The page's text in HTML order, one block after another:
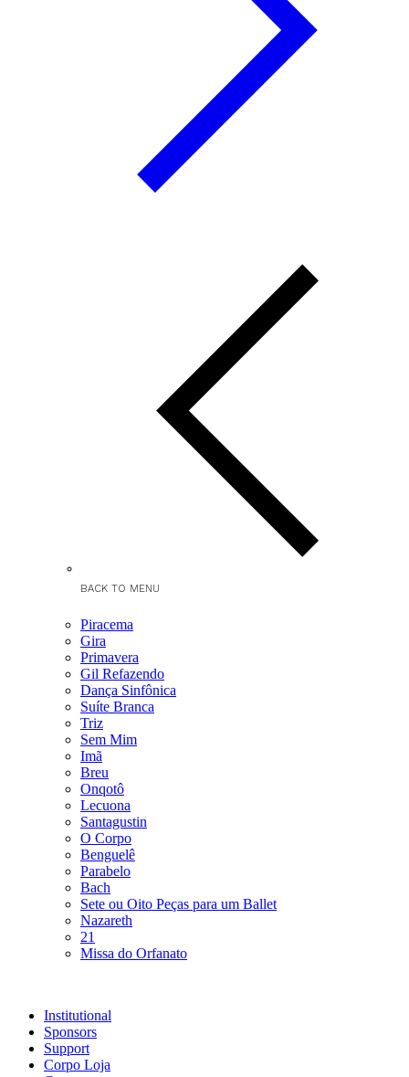
BACK TO MENU
Piracema
Gira
Primavera
Gil Refazendo
Dança Sinfônica
Suíte Branca
Triz
Sem Mim
Imã
Breu
Onqotô
Lecuona
Santagustin
O Corpo
Benguelê
Parabelo
Bach
Sete ou Oito Peças para um Ballet
Nazareth
21
Missa do Orfanato
Institutional
Sponsors
Support
Corpo Loja